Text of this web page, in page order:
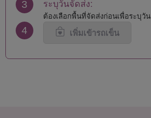
นครสวรรค์
นนทบุรี
สิงห์บุรี
3 ระบุวันจัดส่ง:
ต้องเลือกพื้นที่จัดส่งก่อนเพื่อระบุวัน
4 เพิ่มเข้ารถเข็น